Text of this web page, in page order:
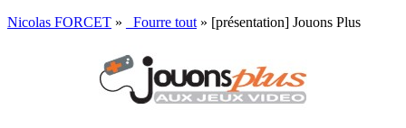
Nicolas FORCET » _Fourre tout » [présentation] Jouons Plus